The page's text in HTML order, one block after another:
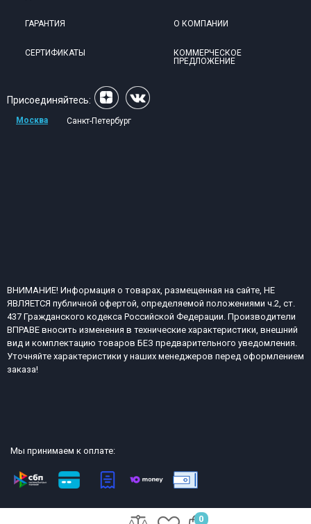
0
ГАРАНТИЯ
СЕРТИФИКАТЫ
О КОМПАНИИ
КОММЕРЧЕСКОЕ
ПРЕДЛОЖЕНИЕ
Присоединяйтесь:
Москва Санкт-Петербург
ВНИМАНИЕ! Информация о товарах, размещенная на сайте, НЕ
ЯВЛЯЕТСЯ публичной офертой, определяемой положениями ч.2, ст.
437 Гражданского кодекса Российской Федерации. Производители
ВПРАВЕ вносить изменения в технические характеристики, внешний
вид и комплектацию товаров БЕЗ предварительного уведомления.
Уточняйте характеристики у наших менеджеров перед оформлением
заказа!
Мы принимаем к оплате:
2013-2026 СТР интернет-магазин сейфов и металлической офисной